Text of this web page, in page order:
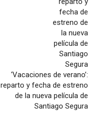
‘Vacaciones de verano’:
reparto y fecha de estreno
de la nueva película de
Santiago Segura